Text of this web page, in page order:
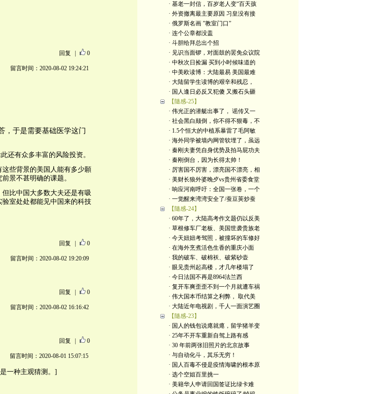
回复 0
留言时间：2020-08-02 19:24:21
，于是需要基础医学这门
还有众多丰富的风险投资。
些背景的美国人能有多少願
景不甚明确的课题。
比中国大多数大夫还是有吸
室处处都能见中国来的科技
回复 0
留言时间：2020-08-02 19:20:09
回复 0
留言时间：2020-08-02 16:16:42
回复 0
留言时间：2020-08-01 15:07:15
一种主观猜测。]
· 基老一封信，百岁老人变“百天孩
· 外资撤离最主要原因 习皇没有接
· 俄罗斯名画 ”教室门口”
· 连个公章都没盖
· 斗胆给拜总出个招
· 见识当面锣，对面鼓的罢免众议院
· 中秋次日捡漏 买到小时候味道的
· 中美欧读博：大陆最易 美国最难
· 大陆留学生读博的艰辛和残忍，
· 国人逢日必反又犯傻 又搬石头砸
【隨感-25】
· 伟光正的潜艇出事了， 谣传又一
· 社会黑白颠倒，你不得不狠毒，不
· 1.5个恒大的中植系暴雷了毛阿敏
· 海外同学被墙内网管软埋了，虽远
· 秦刚夫妻凭自身优势及拍马屁功夫
· 秦刚倒台，因为长得太帅！
· 厉害国不厉害，漂亮国不漂亮，相
· 美财长狼外婆晚歺vs贵州省委食堂
· 响应河南呼吁：全国一张卷，一个
· 一觉醒来湾湾安全了/蚕豆荚炒蚕
【隨感-24】
· 60年了，大陆高考作文题仍以反美
· 草根修车厂老板、美国世袭贵族老
· 今天妞妞考驾照，被撞坏的车修好
· 在海外烹煮活色生香的重庆小面
· 我的破车、破棉袄、破紫砂壶
· 眼见贵州起高楼，才几年楼塌了
· 今日法国不再是8964法兰西
· 复开车爽歪歪不到一个月就遭车祸
· 伟大国本币结算之利弊， 取代美
· 大陆近年电视剧，千人一面演艺圈
【隨感-23】
· 国人的钱包说瘪就瘪，留学猪羊变
· 25年不开车重新自驾上路有感
· 30 年前两张旧照片的北京故事
· 与自动化斗，其乐无穷！
· 国人百毒不侵是疫情海啸的根本原
· 选个空姐百里挑一
· 美籍华人申请回国签证比绿卡难